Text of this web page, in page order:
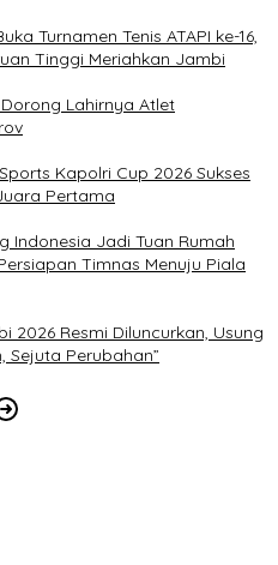
Turnamen Tenis ATAPI ke-16,
Tinggi Meriahkan Jambi
Lahirnya Atlet
Kapolri Cup 2026 Sukses
Pertama
Indonesia Jadi Tuan Rumah
Timnas Menuju Piala
2026 Resmi Diluncurkan, Usung
Sejuta Perubahan”